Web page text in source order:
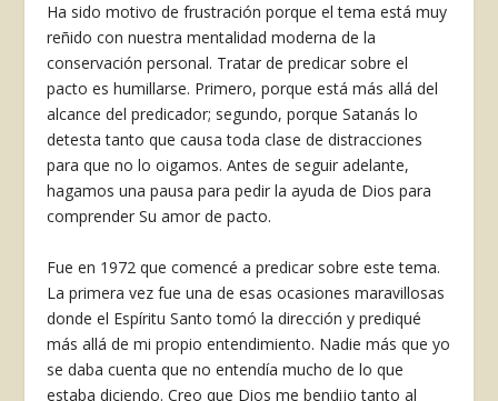
Ha sido motivo de frustración porque el tema está muy
reñido con nuestra mentalidad moderna de la
conservación personal. Tratar de predicar sobre el
pacto es humillarse. Primero, porque está más allá del
alcance del predicador; segundo, porque Satanás lo
detesta tanto que causa toda clase de distracciones
para que no lo oigamos. Antes de se­guir adelante,
hagamos una pausa para pedir la ayuda de Dios para
compren­der Su amor de pacto.
Fue en 1972 que comencé a predi­car sobre este tema.
La primera vez fue una de esas ocasiones maravillosas
donde el Espíritu Santo tomó la direc­ción y prediqué
más allá de mi propio entendimiento. Nadie más que yo
se daba cuenta que no entendía mucho de lo que
estaba diciendo. Creo que Dios me bendijo tanto al